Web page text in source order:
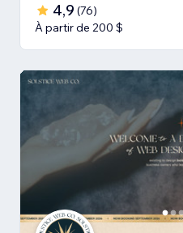
4,9 (76)
À partir de 200 $